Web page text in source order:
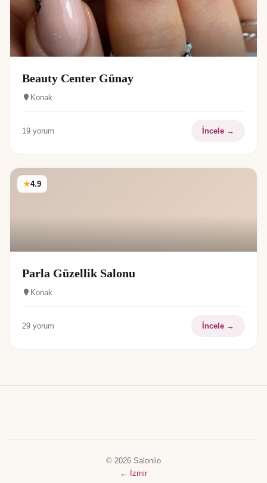
Beauty Center Günay
Konak
19 yorum İncele →
★4.9
Parla Güzellik Salonu
Konak
29 yorum İncele →
© 2026 Salonlio
← İzmir